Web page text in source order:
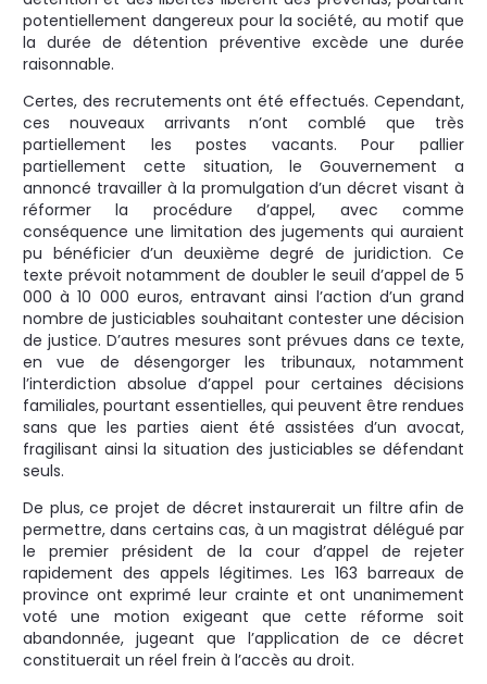
potentiellement dangereux pour la société, au motif que
la durée de détention préventive excède une durée
raisonnable.
Certes, des recrutements ont été effectués. Cependant,
ces nouveaux arrivants n’ont comblé que très
partiellement les postes vacants. Pour pallier
partiellement cette situation, le Gouvernement a
annoncé travailler à la promulgation d’un décret visant à
réformer la procédure d’appel, avec comme
conséquence une limitation des jugements qui auraient
pu bénéficier d’un deuxième degré de juridiction. Ce
texte prévoit notamment de doubler le seuil d’appel de 5
000 à 10 000 euros, entravant ainsi l’action d’un grand
nombre de justiciables souhaitant contester une décision
de justice. D’autres mesures sont prévues dans ce texte,
en vue de désengorger les tribunaux, notamment
l’interdiction absolue d’appel pour certaines décisions
familiales, pourtant essentielles, qui peuvent être rendues
sans que les parties aient été assistées d’un avocat,
fragilisant ainsi la situation des justiciables se défendant
seuls.
De plus, ce projet de décret instaurerait un filtre afin de
permettre, dans certains cas, à un magistrat délégué par
le premier président de la cour d’appel de rejeter
rapidement des appels légitimes. Les 163 barreaux de
province ont exprimé leur crainte et ont unanimement
voté une motion exigeant que cette réforme soit
abandonnée, jugeant que l’application de ce décret
constituerait un réel frein à l’accès au droit.